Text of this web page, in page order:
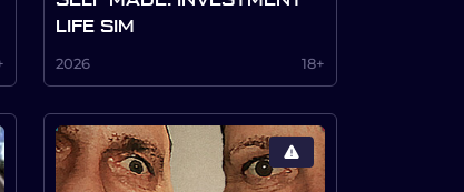
LIFE SIM
2026 18+